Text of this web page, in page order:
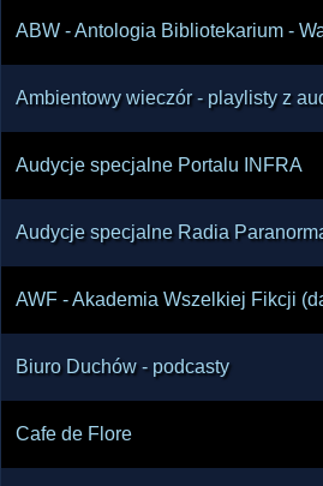
ABW - Antologia Bibliotekarium -
Ambientowy wieczór - playlisty z
Audycje specjalne Portalu INFRA
Audycje specjalne Radia
AWF - Akademia Wszelkiej Fikcji
Biuro Duchów - podcasty
Cafe de Flore